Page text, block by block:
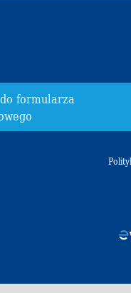
formularza